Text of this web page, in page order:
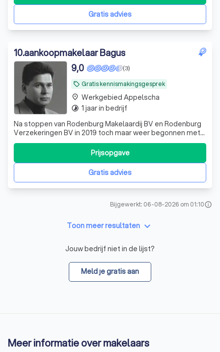
Gratis advies
10.aankoopmakelaar Bagus
local_offer Gratis kennismakingsgesprek
(3)
9,0
Na stoppen van Rodenburg Makelaardij BV en Rodenburg
Verzekeringen BV in 2019 toch maar weer begonnen met
aankoopmakelaar Bagus. Ons kantoor heeft 60 jaar
bestaan waarvan ik DGA was.
Gratis advies
Prijsopgave
place Werkgebied Appelscha
timelapse 1 jaar in bedrijf
Bijgewerkt: 06-08-2026 om 01:10info
Toon meer resultaten keyboard_arrow_down
Jouw bedrijf niet in de lijst?
Meld je gratis aan
Meer informatie over makelaars